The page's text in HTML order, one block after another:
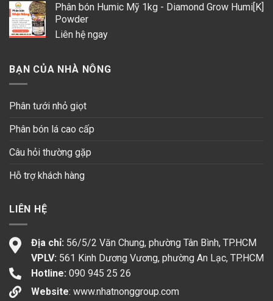
Phân bón Humic Mỹ 1kg - Diamond Grow Humi[K]
Powder
Liên hệ ngay
BẠN CỦA NHÀ NÔNG
Phân tưới nhỏ giọt
Phân bón lá cao cấp
Câu hỏi thường gặp
Hỗ trợ khách hàng
LIÊN HỆ
Địa chỉ: 56/5/2 Văn Chung, phường Tân Bình, TP.HCM
VPLV: 561 Kinh Dương Vương, phường An Lạc, TP.HCM
Hotline: 090 945 25 26
Website: www.nhatnonggroup.com